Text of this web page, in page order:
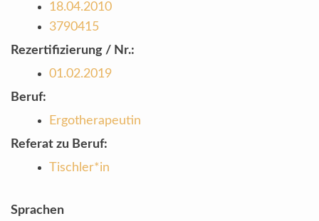
18.04.2010
3790415
Rezertifizierung / Nr.:
01.02.2019
Beruf:
Ergotherapeutin
Referat zu Beruf:
Tischler*in
Sprachen